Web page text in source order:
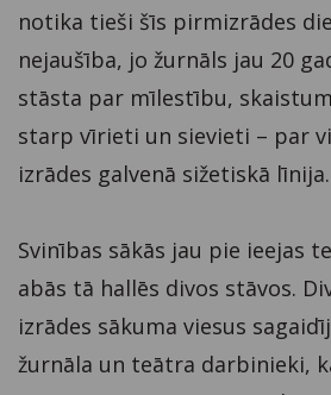
notika tieši šīs pirmizrādes
nejaušība, jo žurnāls jau 20
stāsta par mīlestību,
starp vīrieti un sievieti – par
izrādes galvenā sižetiskā līnija.
Svinības sākās jau pie ieejas
abās tā hallēs divos stāvos.
izrādes sākuma viesus
žurnāla un teātra darbinieki,